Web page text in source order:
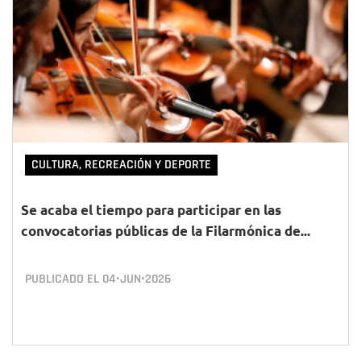
CULTURA, RECREACIÓN Y DEPORTE
Se acaba el tiempo para participar en las
convocatorias públicas de la Filarmónica de...
PUBLICADO EL 04•JUN•2026